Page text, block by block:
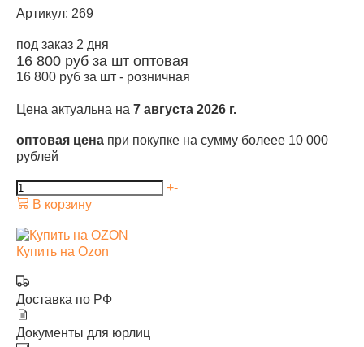
Артикул: 269
под заказ 2 дня
16 800 руб за шт оптовая
16 800 руб за шт - розничная
Цена актуальна на 7 августа 2026 г.
оптовая цена при покупке на сумму болеее 10 000
рублей
+-
В корзину
Купить на Ozon
Доставка по РФ
Документы для юрлиц